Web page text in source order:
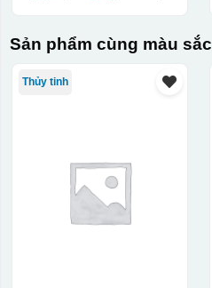
Sản phẩm cùng màu sắc
Thủy tinh